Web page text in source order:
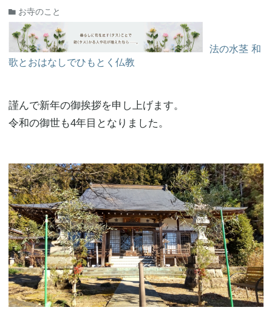
お寺のこと
法の水茎 和
歌とおはなしでひもとく仏教
謹んで新年の御挨拶を申し上げます。
令和の御世も4年目となりました。